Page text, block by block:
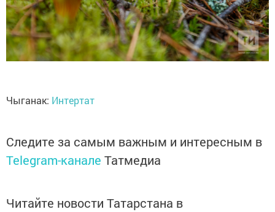
Чыганак: Интертат
Следите за самым важным и интересным в
Telegram-канале Татмедиа
Читайте новости Татарстана в